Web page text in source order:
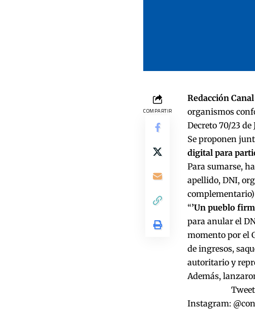
COMPARTIR
Redacción
organismos
Decreto 70/23 de
Se proponen
digital para
Para sumarse,
apellido, DNI,
“’Un pueblo
para anular el
momento por el
de ingresos,
autoritario y
Además,
Instagram: